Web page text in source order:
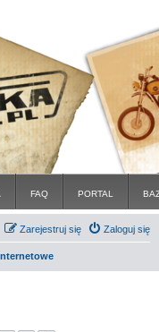
FAQ PORTAL
Zaloguj się
Zarejestruj się